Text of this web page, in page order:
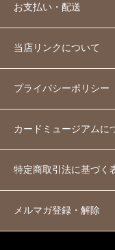
お支払い・配送
当店リンクについて
プライバシーポリシー
カードミュージアムに
特定商取引法に基づく
メルマガ登録・解除